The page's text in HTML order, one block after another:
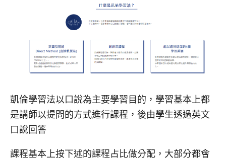
凱倫學習法以口說為主要學習目的，學習基本上都
是講師以提問的方式進行課程，後由學生透過英文
口說回答
課程基本上按下述的課程占比做分配，大部分都會